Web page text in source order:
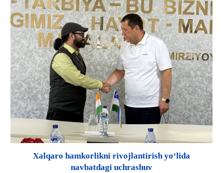
Xalqaro hamkorlikni rivojlantirish yo‘lida
navbatdagi uchrashuv